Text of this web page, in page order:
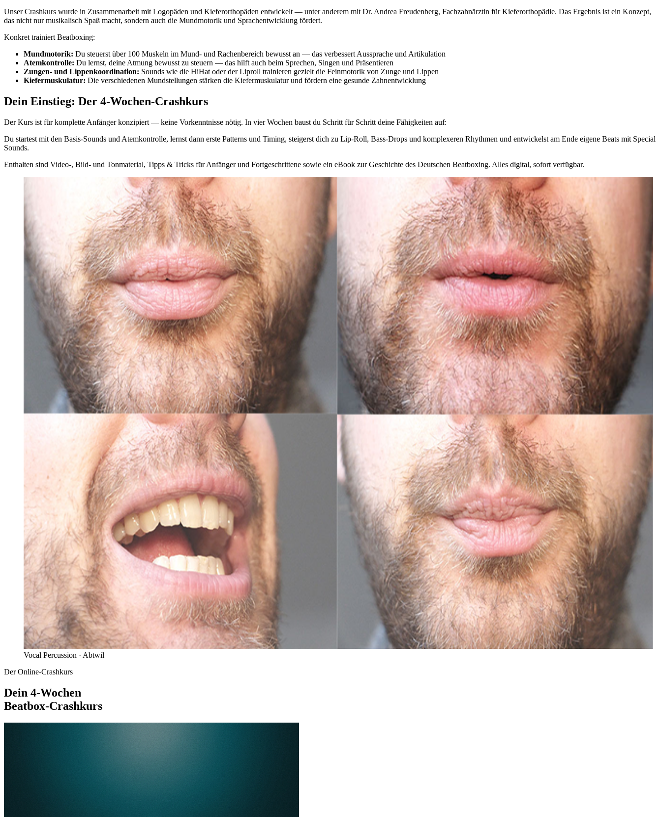
Unser Crashkurs wurde in Zusammenarbeit mit Logopäden und Kieferorthopäden entwickelt — unter anderem mit Dr. Andrea Freudenberg, Fachzahnärztin für Kieferorthopädie. Das Ergebnis ist ein Konzept,
das nicht nur musikalisch Spaß macht, sondern auch die Mundmotorik und Sprachentwicklung fördert.
Konkret trainiert Beatboxing:
Mundmotorik: Du steuerst über 100 Muskeln im Mund- und Rachenbereich bewusst an — das verbessert Aussprache und Artikulation
Atemkontrolle: Du lernst, deine Atmung bewusst zu steuern — das hilft auch beim Sprechen, Singen und Präsentieren
Zungen- und Lippenkoordination: Sounds wie die HiHat oder der Liproll trainieren gezielt die Feinmotorik von Zunge und Lippen
Kiefermuskulatur: Die verschiedenen Mundstellungen stärken die Kiefermuskulatur und fördern eine gesunde Zahnentwicklung
Dein Einstieg: Der 4-Wochen-Crashkurs
Der Kurs ist für komplette Anfänger konzipiert — keine Vorkenntnisse nötig. In vier Wochen baust du Schritt für Schritt deine Fähigkeiten auf:
Du startest mit den Basis-Sounds und Atemkontrolle, lernst dann erste Patterns und Timing, steigerst dich zu Lip-Roll, Bass-Drops und komplexeren Rhythmen und entwickelst am Ende eigene Beats mit Special
Sounds.
Enthalten sind Video-, Bild- und Tonmaterial, Tipps & Tricks für Anfänger und Fortgeschrittene sowie ein eBook zur Geschichte des Deutschen Beatboxing. Alles digital, sofort verfügbar.
Vocal Percussion · Abtwil
Der Online-Crashkurs
Dein 4-Wochen
Beatbox-Crashkurs